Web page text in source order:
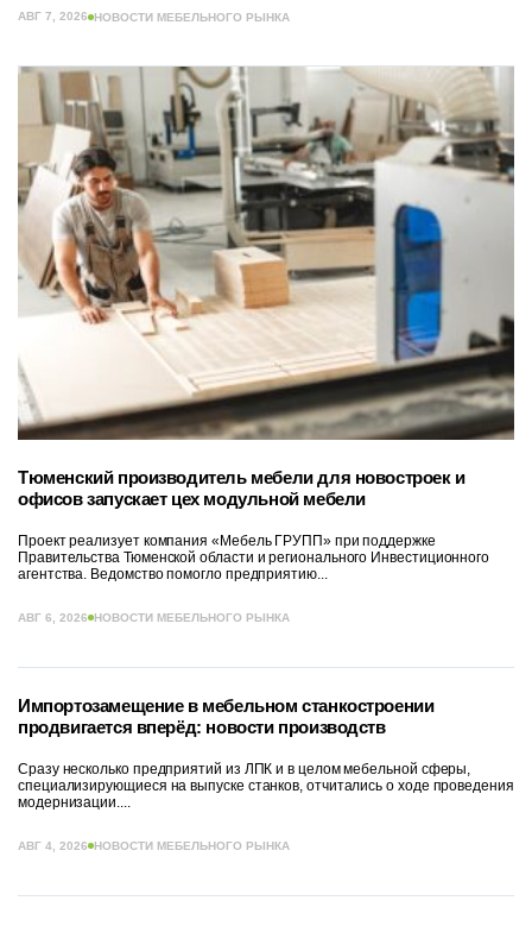
АВГ 7, 2026 НОВОСТИ МЕБЕЛЬНОГО РЫНКА
Тюменский производитель мебели для новостроек и
офисов запускает цех модульной мебели
Проект реализует компания «Мебель ГРУПП» при поддержке
Правительства Тюменской области и регионального Инвестиционного
агентства. Ведомство помогло предприятию...
АВГ 6, 2026 НОВОСТИ МЕБЕЛЬНОГО РЫНКА
Импортозамещение в мебельном станкостроении
продвигается вперёд: новости производств
Сразу несколько предприятий из ЛПК и в целом мебельной сферы,
специализирующиеся на выпуске станков, отчитались о ходе проведения
модернизации....
АВГ 4, 2026 НОВОСТИ МЕБЕЛЬНОГО РЫНКА